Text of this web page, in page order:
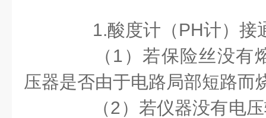
1.酸度计（PH计）接
（ 1 ）若保险丝没有
压器是否由于电路局部短路而
（2）若仪器没有电